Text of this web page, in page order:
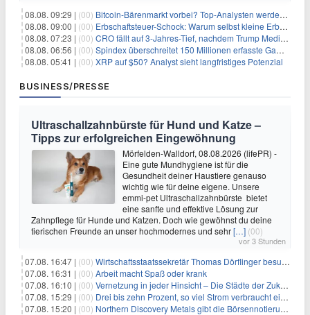
08.08. 09:29 | (00) Bitcoin-Bärenmarkt vorbei? Top-Analysten werden optimistisch, aber die Geschichte sagt etwas anderes
08.08. 09:00 | (00) Erbschaftsteuer-Schock: Warum selbst kleine Erbschaften den Fiskus Millionen kosten
08.08. 07:23 | (00) CRO fällt auf 3-Jahres-Tief, nachdem Trump Media zwei große Crypto.com-Deals storniert
08.08. 06:56 | (00) Spindex überschreitet 150 Millionen erfasste Gaming-Ereignisse in Echtzeit-Datenpipeline
08.08. 05:41 | (00) XRP auf $50? Analyst sieht langfristiges Potenzial
BUSINESS/PRESSE
Ultraschallzahnbürste für Hund und Katze –
Tipps zur erfolgreichen Eingewöhnung
Mörfelden-Walldorf, 08.08.2026 (lifePR) -
Eine gute Mundhygiene ist für die
Gesundheit deiner Haustiere genauso
wichtig wie für deine eigene. Unsere
emmi-pet Ultraschallzahnbürste bietet
eine sanfte und effektive Lösung zur
Zahnpflege für Hunde und Katzen. Doch wie gewöhnst du deine
tierischen Freunde an unser hochmodernes und sehr[…] (00)
vor 3 Stunden
07.08. 16:47 | (00) Wirtschaftsstaatssekretär Thomas Dörflinger besucht Handwerksbetrieb im Kammerbezirk Freiburg
07.08. 16:31 | (00) Arbeit macht Spaß oder krank
07.08. 16:10 | (00) Vernetzung in jeder Hinsicht – Die Städte der Zukunft sind grün-blau
07.08. 15:29 | (00) Drei bis zehn Prozent, so viel Strom verbraucht ein Aufzug im Gebäude
07.08. 15:20 | (00) Northern Discovery Metals gibt die Börsennotierung an der Frankfurter Wertpapierbörse bekannt